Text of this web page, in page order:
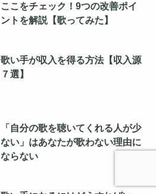
ここをチェック！9つの改善ポイ
ントを解説【歌ってみた】
歌い手が収入を得る方法【収入源
７選】
「自分の歌を聴いてくれる人が少
ない」はあなたが歌わない理由に
ならない